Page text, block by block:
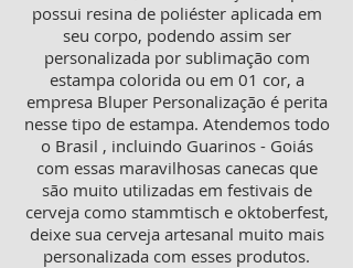
possui resina de poliéster aplicada em
seu corpo, podendo assim ser
personalizada por sublimação com
estampa colorida ou em 01 cor, a
empresa Bluper Personalização é perita
nesse tipo de estampa. Atendemos todo
o Brasil , incluindo Guarinos - Goiás
com essas maravilhosas canecas que
são muito utilizadas em festivais de
cerveja como stammtisch e oktoberfest,
deixe sua cerveja artesanal muito mais
personalizada com esses produtos.